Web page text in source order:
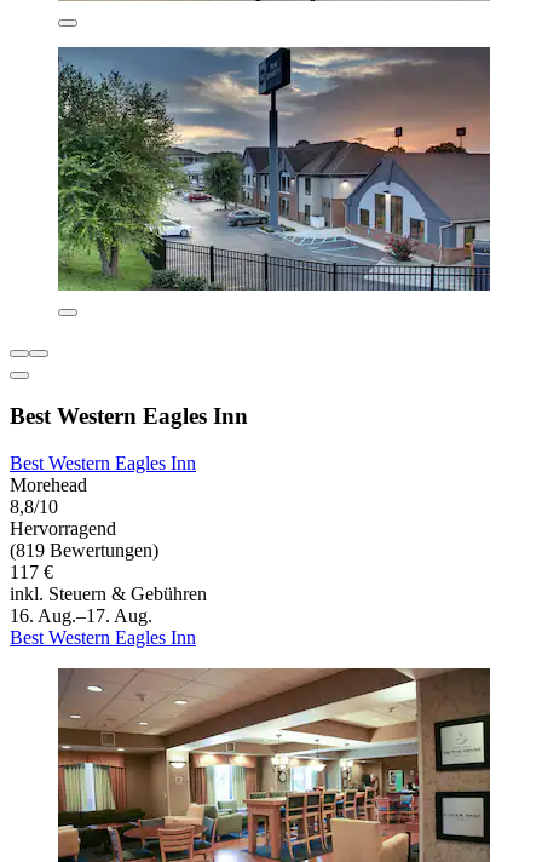
Best Western Eagles Inn
Best Western Eagles Inn
Morehead
8,8/10
Hervorragend
(819 Bewertungen)
117 €
inkl. Steuern & Gebühren
16. Aug.–17. Aug.
Best Western Eagles Inn